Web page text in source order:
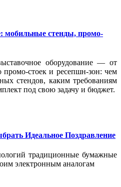
мобильные стенды, промо-
оборудование — от
промо-стоек и ресепшн-зон: чем
стендов, каким требованиям
под свою задачу и бюджет.
Идеальное Поздравление
традиционные бумажные
электронным аналогам